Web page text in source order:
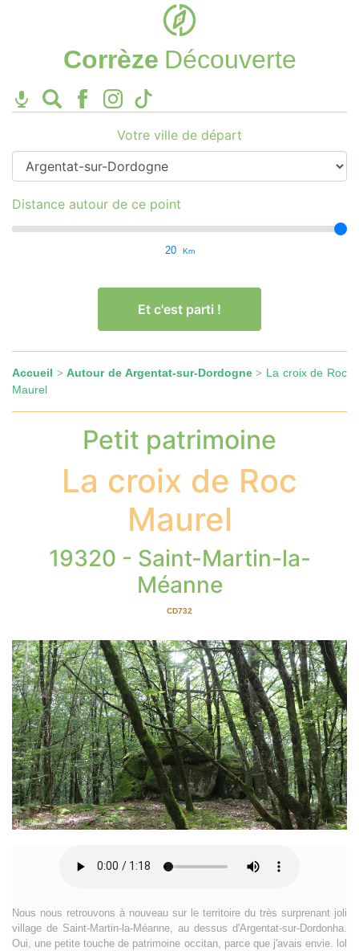
Corrèze Découverte
Votre ville de départ
Distance autour de ce point
20 Km
Et c'est parti !
Accueil >Autour de Argentat-sur-Dordogne> La croix de Roc
Maurel
Petit patrimoine
La croix de Roc
Maurel
19320 - Saint-Martin-la-
Méanne
CD732
Nous nous retrouvons à nouveau sur le territoire du très surprenant joli
village de Saint-Martin-la-Méanne, au dessus d'Argentat-sur-Dordonha.
Oui, une petite touche de patrimoine occitan, parce que j'avais envie. lol